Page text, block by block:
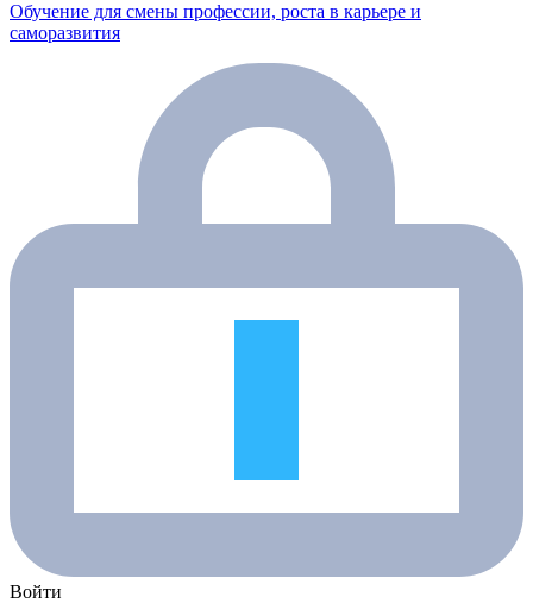
Обучение для смены профессии, роста в карьере и
саморазвития
Войти